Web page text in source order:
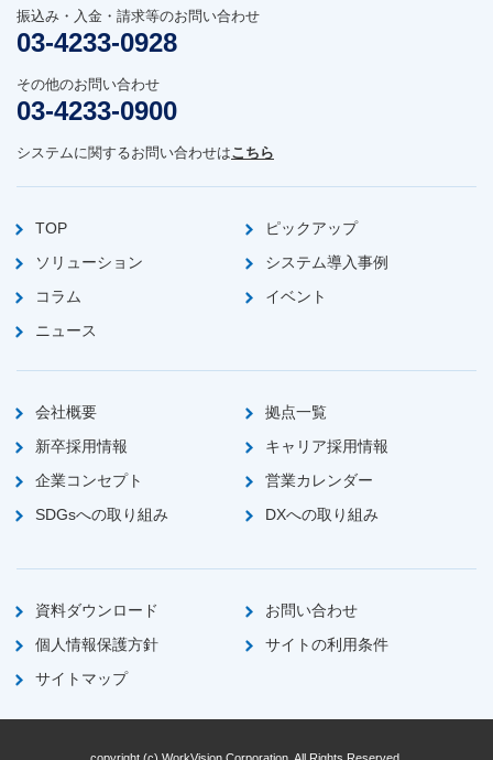
振込み・入金・請求等のお問い合わせ
03-4233-0928
その他のお問い合わせ
03-4233-0900
システムに関するお問い合わせはこちら
TOP
ピックアップ
ソリューション
システム導入事例
コラム
イベント
ニュース
会社概要
拠点一覧
新卒採用情報
キャリア採用情報
企業コンセプト
営業カレンダー
SDGsへの取り組み
DXへの取り組み
資料ダウンロード
お問い合わせ
個人情報保護方針
サイトの利用条件
サイトマップ
copyright (c) WorkVision Corporation. All Rights Reserved.